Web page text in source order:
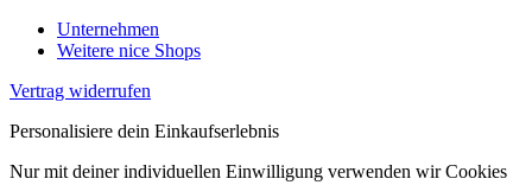
Unternehmen
Weitere nice Shops
Vertrag widerrufen
Personalisiere dein Einkaufserlebnis
Nur mit deiner individuellen Einwilligung verwenden wir Cookies